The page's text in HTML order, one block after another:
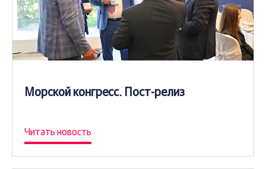
Морской конгресс. Пост-релиз
Читать новость